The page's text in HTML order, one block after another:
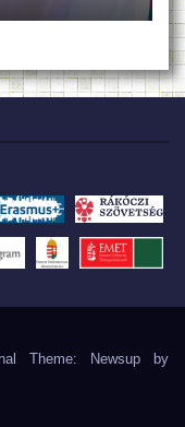
Theme: Newsup by